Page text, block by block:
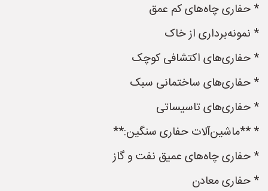
* حفاری چاه‌های کم عمق
* نمونه‌برداری از خاک
* حفاری‌های اکتشافی کوچک
* حفاری‌های ساختمانی سبک
* حفاری‌های تاسیساتی
* **ماشین‌آلات حفاری سنگین:**
* حفاری چاه‌های عمیق نفت و گاز
* حفاری معادن